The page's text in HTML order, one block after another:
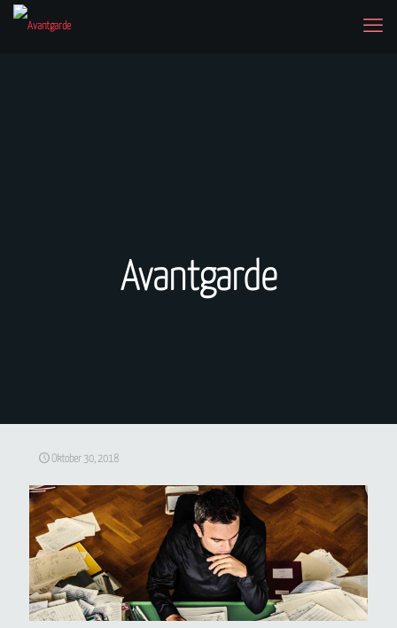
Avantgarde
Oktober 30, 2018